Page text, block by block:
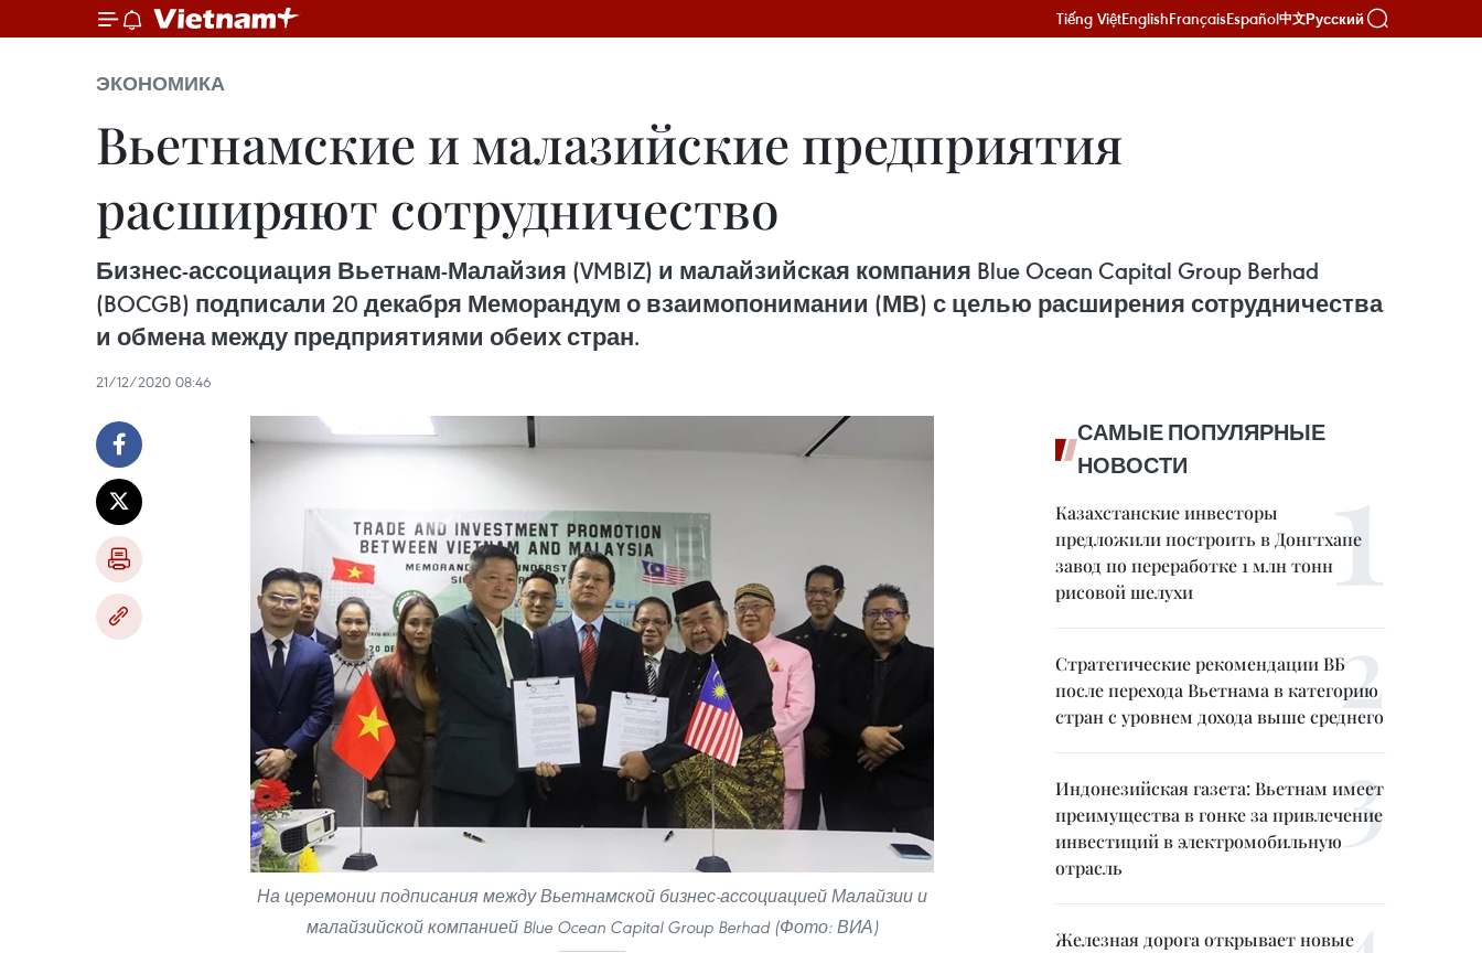
Tiếng ViệtEnglishFrançaisEspañol中文Русский
ЭКОНОМИКА
Вьетнамские и малазийские предприятия
расширяют сотрудничество
Бизнес-ассоциация Вьетнам-Малайзия (VMBIZ) и малайзийская компания Blue Ocean Capital Group Berhad
(BOCGB) подписали 20 декабря Меморандум о взаимопонимании (МВ) с целью расширения сотрудничества
и обмена между предприятиями обеих стран.
21/12/2020 08:46
На церемонии подписания между Вьетнамской бизнес-ассоциацией Малайзии и
малайзийской компанией Blue Ocean Capital Group Berhad (Фото: ВИА)
САМЫЕ ПОПУЛЯРНЫЕ
НОВОСТИ
Казахстанские инвесторы
предложили построить в Донгтхапе
завод по переработке 1 млн тонн
рисовой шелухи
Стратегические рекомендации ВБ
после перехода Вьетнама в категорию
стран с уровнем дохода выше среднего
Индонезийская газета: Вьетнам имеет
преимущества в гонке за привлечение
инвестиций в электромобильную
отрасль
Железная дорога открывает новые